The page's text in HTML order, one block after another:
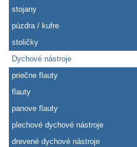
stojany
púzdra / kufre
stoličky
Dychové nástroje
priečne flauty
flauty
panove flauty
plechové dychové nástroje
drevené dychové nástroje